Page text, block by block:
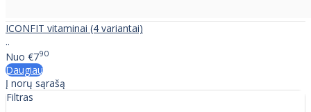
ICONFIT vitaminai (4 variantai)
..
Nuo €790
Daugiau
Į norų sąrašą
Filtras